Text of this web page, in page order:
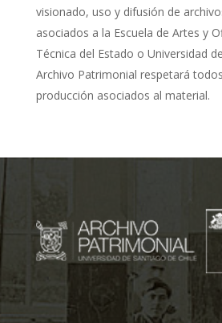
visionado, uso y difusión de
asociados a la Escuela de Artes y
Técnica del Estado o Universidad
Archivo Patrimonial respetará
producción asociados al material.